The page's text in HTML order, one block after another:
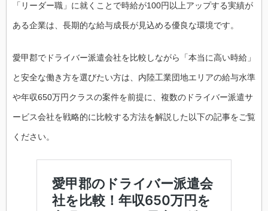
「リーダー職」に就くことで時給が100円以上アップする実績が
ある企業は、長期的な給与成長が見込める優良な環境です。
愛甲郡でドライバー派遣会社を比較しながら「本当に高い時給」
と安全な働き方を選びたい方は、内陸工業団地エリアの給与水準
や年収650万円クラスの案件を前提に、複数のドライバー派遣サ
ービス会社を戦略的に比較する方法を解説した以下の記事をご覧
ください。